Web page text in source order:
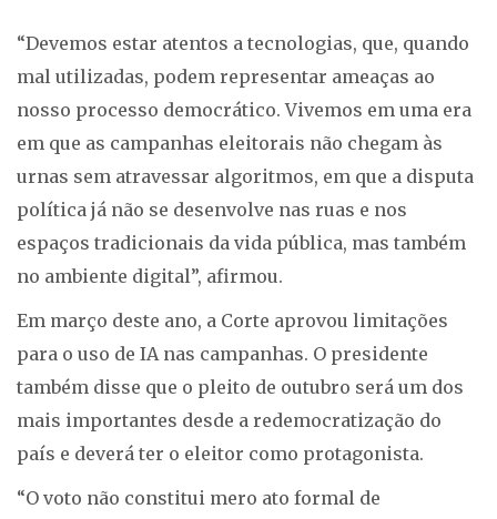
“Devemos estar atentos a tecnologias, que, quando
mal utilizadas, podem representar ameaças ao
nosso processo democrático. Vivemos em uma era
em que as campanhas eleitorais não chegam às
urnas sem atravessar algoritmos, em que a disputa
política já não se desenvolve nas ruas e nos
espaços tradicionais da vida pública, mas também
no ambiente digital”, afirmou.
Em março deste ano, a Corte aprovou limitações
para o uso de IA nas campanhas. O presidente
também disse que o pleito de outubro será um dos
mais importantes desde a redemocratização do
país e deverá ter o eleitor como protagonista.
“O voto não constitui mero ato formal de